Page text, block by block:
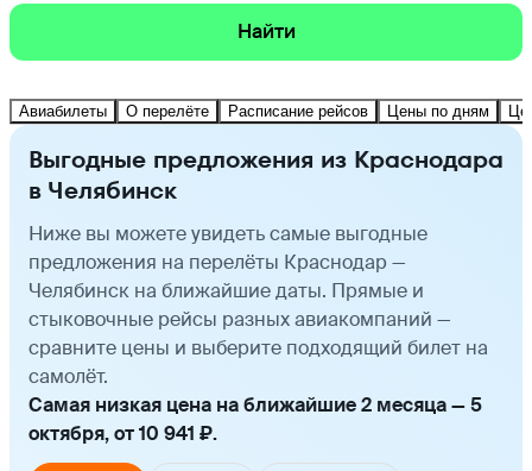
Найти
Авиабилеты О перелёте Расписание рейсов Цены по дням
Выгодные предложения из Краснодара
в Челябинск
Ниже вы можете увидеть самые выгодные
предложения на перелёты Краснодар —
Челябинск на ближайшие даты. Прямые и
стыковочные рейсы разных авиакомпаний —
сравните цены и выберите подходящий билет на
самолёт.
Самая низкая цена на ближайшие 2 месяца — 5
октября, от 10 941 ₽.